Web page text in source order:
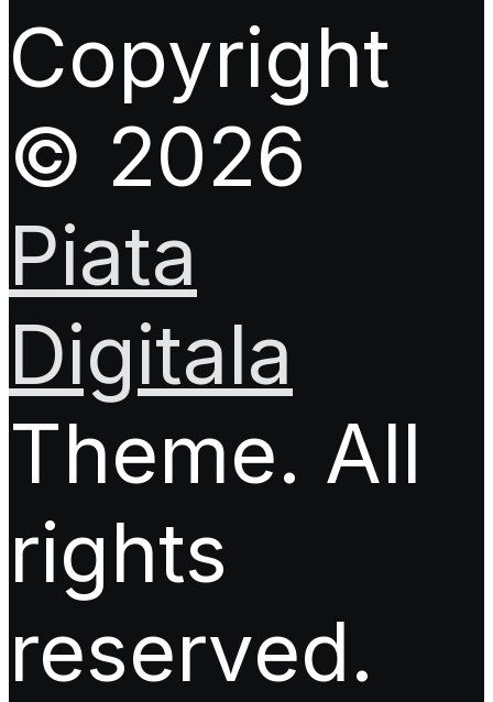
Copyright
© 2026
Piata
Digitala
Theme. All
rights
reserved.